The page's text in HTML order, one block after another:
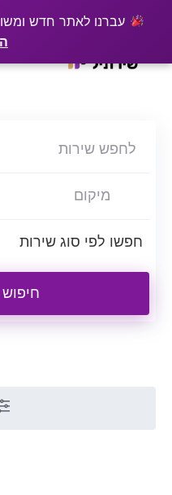
עברנו לאתר חדש
רוצים שלקוחות ימצאו אתכם בגוגל? שירתיל
to
חפשו לפי סוג שירות